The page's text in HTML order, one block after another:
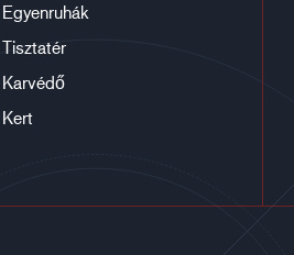
Egyenruhák
Tisztatér
Karvédő
Kert